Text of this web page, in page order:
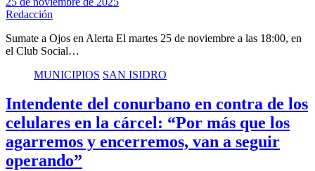
Redacción
Sumate a Ojos en Alerta El martes 25 de noviembre a las 18:00, en
el Club Social…
MUNICIPIOS SAN ISIDRO
Intendente del conurbano en contra de los
celulares en la cárcel: “Por más que los
agarremos y encerremos, van a seguir
operando”